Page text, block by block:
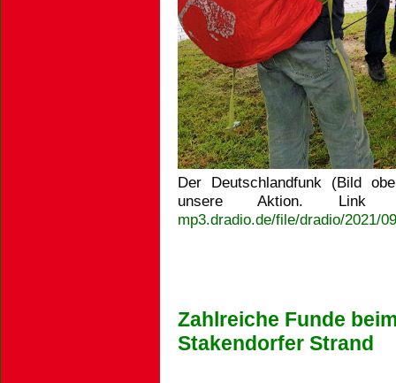
Der Deutschlandfunk (Bild
unsere Aktion.
mp3.dradio.de/file/dradio/2021/
Zahlreiche Funde
Stakendorfer Strand